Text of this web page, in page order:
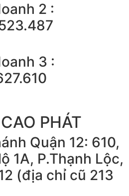
2 :
3 :
PHÁT
Quận 12: 610,
1A, P.Thạnh Lộc,
(địa chỉ cũ 213